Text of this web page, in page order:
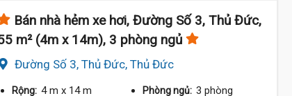
Bán nhà hẻm xe hơi, Đường Số 3, Thủ Đức,
m² (4m x 14m), 3 phòng ngủ
Đường Số 3, Thủ Đức, Thủ Đức
Rộng: 4 m x 14 m Phòng ngủ: 3 phòng